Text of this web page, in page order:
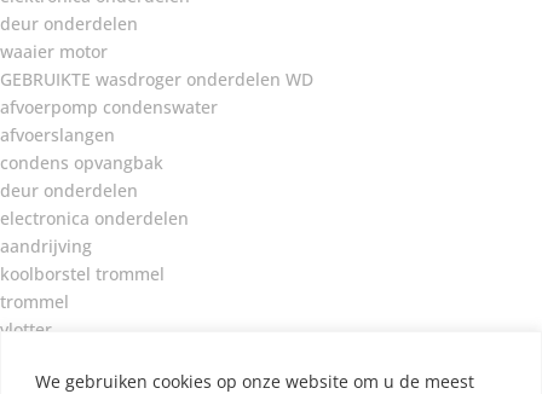
We gebruiken cookies op onze website om u de meest
deur onderdelen
waaier motor
GEBRUIKTE wasdroger onderdelen WD
afvoerpomp condenswater
afvoerslangen
condens opvangbak
deur onderdelen
electronica onderdelen
aandrijving
koolborstel trommel
trommel
vlotter
behuizing CV ketel